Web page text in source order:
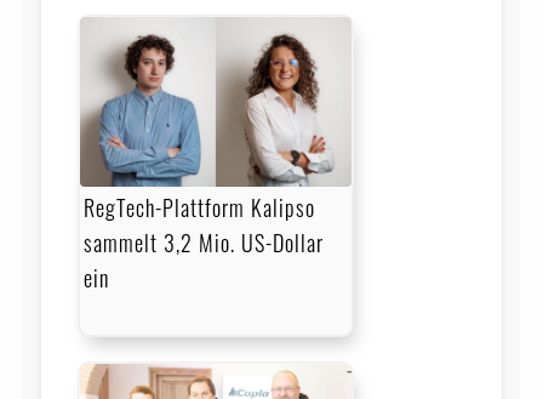
RegTech-Plattform Kalipso
sammelt 3,2 Mio. US-Dollar
ein